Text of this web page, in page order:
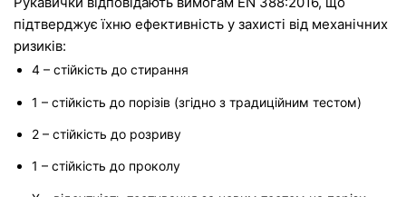
підтверджує їхню ефективність у захисті від механічних
ризиків:
4 – стійкість до стирання
1 – стійкість до порізів (згідно з традиційним тестом)
2 – стійкість до розриву
1 – стійкість до проколу